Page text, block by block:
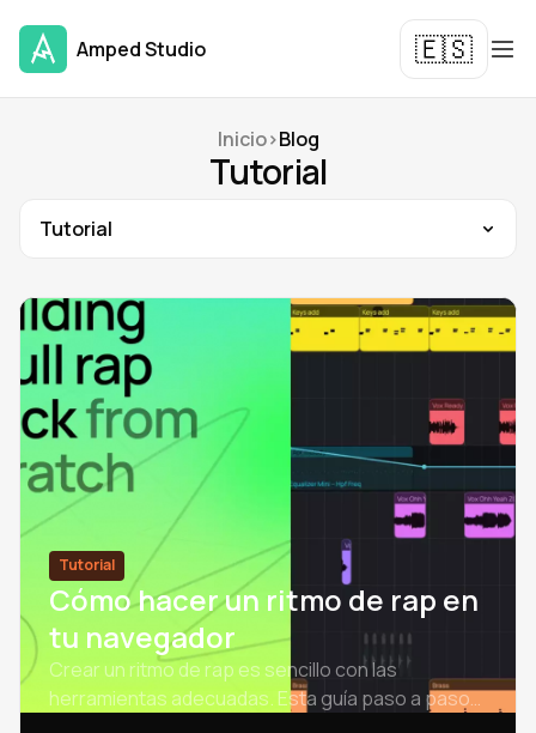
Amped Studio 🇪🇸
Inicio>Blog
Tutorial
Tutorial
Cómo hacer un ritmo de rap en
tu navegador
Crear un ritmo de rap es sencillo con las
herramientas adecuadas. Esta guía paso a paso